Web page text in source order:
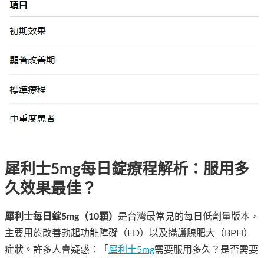
犀利士5mg每日錠療程解析：服用多
久效果最佳？
犀利士每日錠5mg（10顆） 是台灣最常見的每日低劑量版本，
主要用於改善勃起功能障礙（ED）以及攝護腺肥大（BPH）
症狀。許多人會疑惑：「 犀利士5mg需要服用多久？是否需要